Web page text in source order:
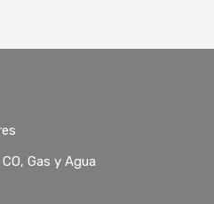
Gas y Agua